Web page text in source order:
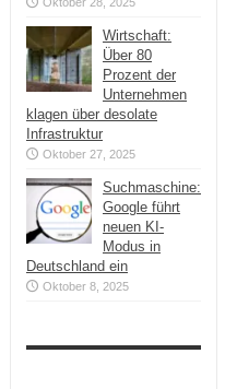
Wirtschaft:
Über 80
Prozent der
Unternehmen
klagen über desolate
Infrastruktur
Oktober 27, 2025
Suchmaschine:
Google führt
neuen KI-
Modus in
Deutschland ein
Oktober 8, 2025